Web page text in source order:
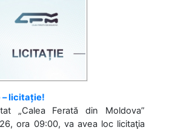
licitație!
„Calea Ferată din Moldova”
ora 09:00, va avea loc licitaţia